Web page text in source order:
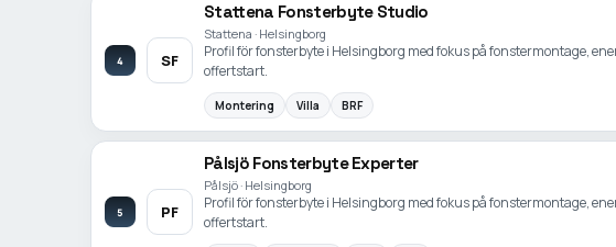
4 SF
Stattena Fonsterbyte Studio
Stattena · Helsingborg
Profil för fonsterbyte i Helsingborg med fokus på fonstermontage,
offertstart.
Montering Villa BRF
5 PF
Pålsjö Fonsterbyte Experter
Pålsjö · Helsingborg
Profil för fonsterbyte i Helsingborg med fokus på fonstermontage,
offertstart.